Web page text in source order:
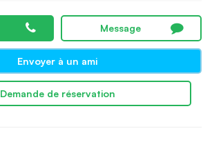
Message
Envoyer à un ami
Demande de réservation